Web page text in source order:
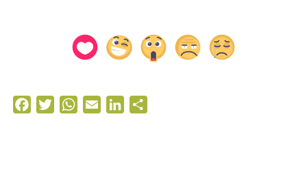
FacebookTwitterWhatsApp
Email LinkedIn